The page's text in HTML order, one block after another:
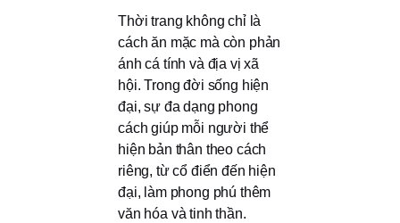
Thời trang không chỉ là
cách ăn mặc mà còn phản
ánh cá tính và địa vị xã
hội. Trong đời sống hiện
đại, sự đa dạng phong
cách giúp mỗi người thể
hiện bản thân theo cách
riêng, từ cổ điển đến hiện
đại, làm phong phú thêm
văn hóa và tinh thần.